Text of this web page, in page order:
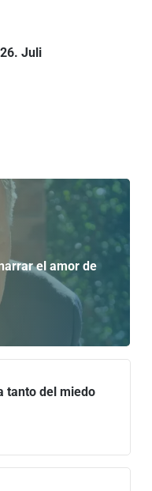
Juli
el amor de
tanto del miedo